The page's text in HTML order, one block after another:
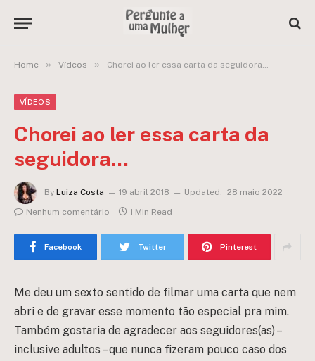
Home » Vídeos » Chorei ao ler essa carta da seguidora…
VÍDEOS
Chorei ao ler essa carta da
seguidora…
By Luiza Costa 19 abril 2018 Updated: 28 maio 2022
Nenhum comentário
1 Min Read
Facebook Twitter Pinterest
Me deu um sexto sentido de filmar uma carta que nem
abri e de gravar esse momento tão especial pra mim.
Também gostaria de agradecer aos seguidores(as) –
inclusive adultos – que nunca fizeram pouco caso dos